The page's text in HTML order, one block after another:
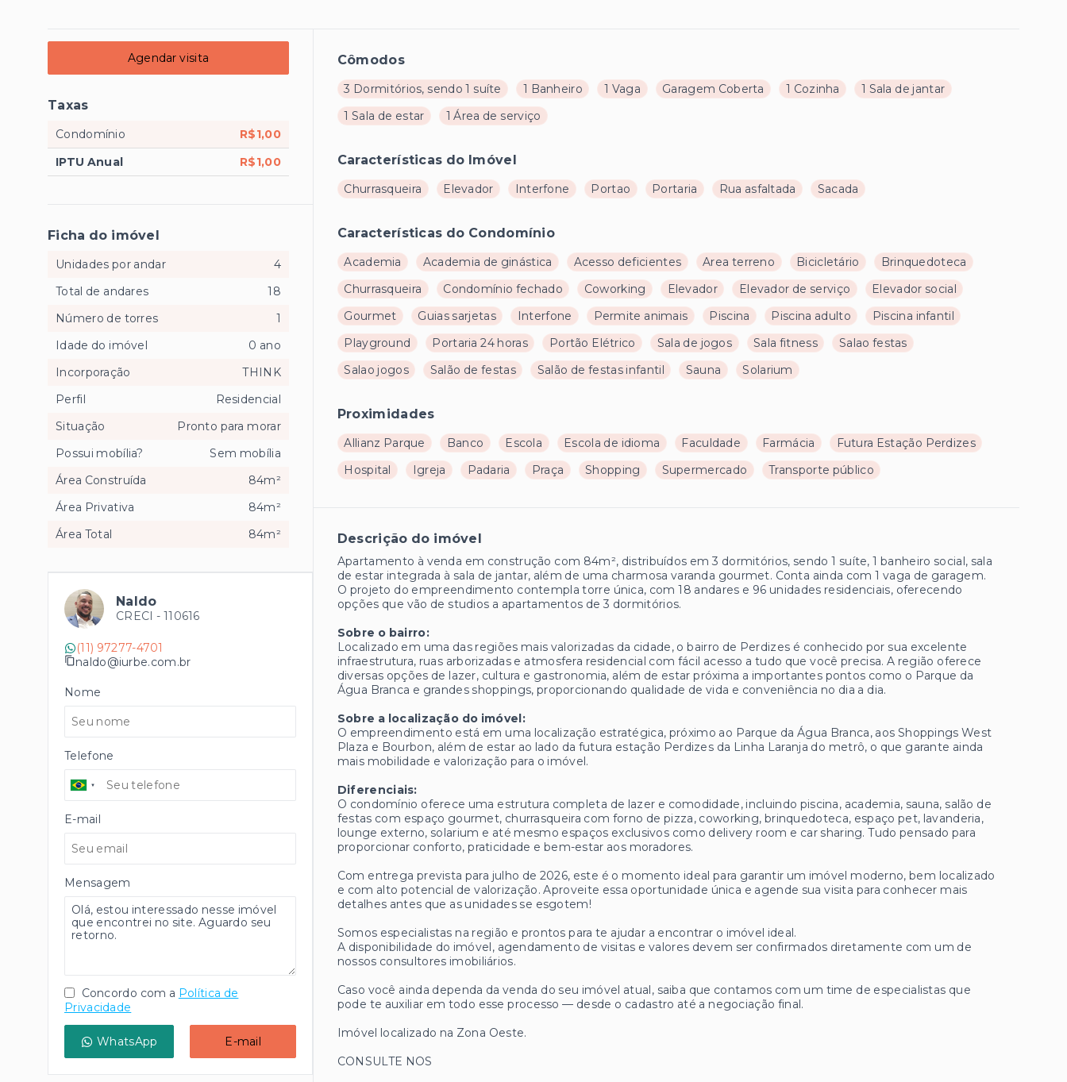
Cômodos
3 Dormitórios, sendo 1 suíte 1 Banheiro 1 Vaga Garagem Coberta 1 Cozinha
1 Sala de jantar
1 Sala de estar
1 Área de serviço
Características do Imóvel
Churrasqueira Elevador Interfone Portao Portaria Rua asfaltada Sacada
Características do Condomínio
Academia Academia de ginástica Acesso deficientes Area terreno Bicicletário
Brinquedoteca
Churrasqueira
Condomínio fechado Coworking Elevador Elevador de serviço
Elevador social
Gourmet
Guias sarjetas Interfone Permite animais Piscina Piscina adulto
Piscina infantil
Playground
Portaria 24 horas Portão Elétrico Sala de jogos Sala fitness
Salao festas
Salao jogos
Salão de festas Salão de festas infantil Sauna Solarium
Proximidades
Allianz Parque Banco Escola Escola de idioma Faculdade Farmácia
Futura Estação Perdizes
Hospital
Igreja Padaria Praça Shopping Supermercado Transporte público
Descrição do imóvel
Apartamento à venda em construção com 84m², distribuídos em 3 dormitórios, sendo 1 suíte, 1 banheiro social, sala
de estar integrada à sala de jantar, além de uma charmosa varanda gourmet. Conta ainda com 1 vaga de garagem.
O projeto do empreendimento contempla torre única, com 18 andares e 96 unidades residenciais, oferecendo
opções que vão de studios a apartamentos de 3 dormitórios.
Sobre o bairro:
Localizado em uma das regiões mais valorizadas da cidade, o bairro de Perdizes é conhecido por sua excelente
infraestrutura, ruas arborizadas e atmosfera residencial com fácil acesso a tudo que você precisa. A região oferece
diversas opções de lazer, cultura e gastronomia, além de estar próxima a importantes pontos como o Parque da
Água Branca e grandes shoppings, proporcionando qualidade de vida e conveniência no dia a dia.
Sobre a localização do imóvel:
O empreendimento está em uma localização estratégica, próximo ao Parque da Água Branca, aos Shoppings West
Plaza e Bourbon, além de estar ao lado da futura estação Perdizes da Linha Laranja do metrô, o que garante ainda
mais mobilidade e valorização para o imóvel.
Diferenciais:
O condomínio oferece uma estrutura completa de lazer e comodidade, incluindo piscina, academia, sauna, salão de
festas com espaço gourmet, churrasqueira com forno de pizza, coworking, brinquedoteca, espaço pet, lavanderia,
lounge externo, solarium e até mesmo espaços exclusivos como delivery room e car sharing. Tudo pensado para
proporcionar conforto, praticidade e bem-estar aos moradores.
Com entrega prevista para julho de 2026, este é o momento ideal para garantir um imóvel moderno, bem localizado
e com alto potencial de valorização. Aproveite essa oportunidade única e agende sua visita para conhecer mais
detalhes antes que as unidades se esgotem!
Somos especialistas na região e prontos para te ajudar a encontrar o imóvel ideal.
A disponibilidade do imóvel, agendamento de visitas e valores devem ser confirmados diretamente com um de
nossos consultores imobiliários.
Caso você ainda dependa da venda do seu imóvel atual, saiba que contamos com um time de especialistas que
pode te auxiliar em todo esse processo — desde o cadastro até a negociação final.
Imóvel localizado na Zona Oeste.
CONSULTE NOS
Agendar visita
Taxas
Condomínio
R$1,00
IPTU Anual
R$1,00
Ficha do imóvel
Unidades por andar
4
Total de andares
18
Número de torres
1
Idade do imóvel
0 ano
Incorporação
THINK
Perfil
Residencial
Situação
Pronto para morar
Possui mobília?
Sem mobília
Área Construída
84m²
Área Privativa
84m²
Área Total
84m²
Naldo
CRECI - 110616
(11) 97277-4701
naldo@iurbe.com.br
Nome
Telefone
E-mail
Mensagem
Concordo com a Política de
Privacidade
WhatsApp E-mail